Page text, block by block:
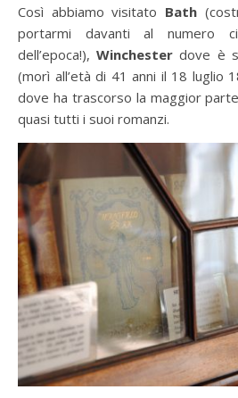
Così abbiamo visitato Bath
portarmi davanti al numero
dell’epoca!),Winchester dove è
(morì all’età di 41 anni il 18 luglio
dove ha trascorso la maggior
quasi tutti i suoi romanzi.